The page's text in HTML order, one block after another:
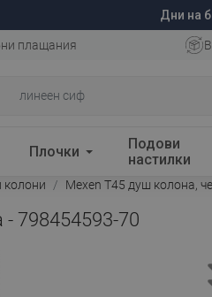
Дни на
плащания
Плочки
Подови
настилки
Mexen T45 душ колона,
- 798454593-70